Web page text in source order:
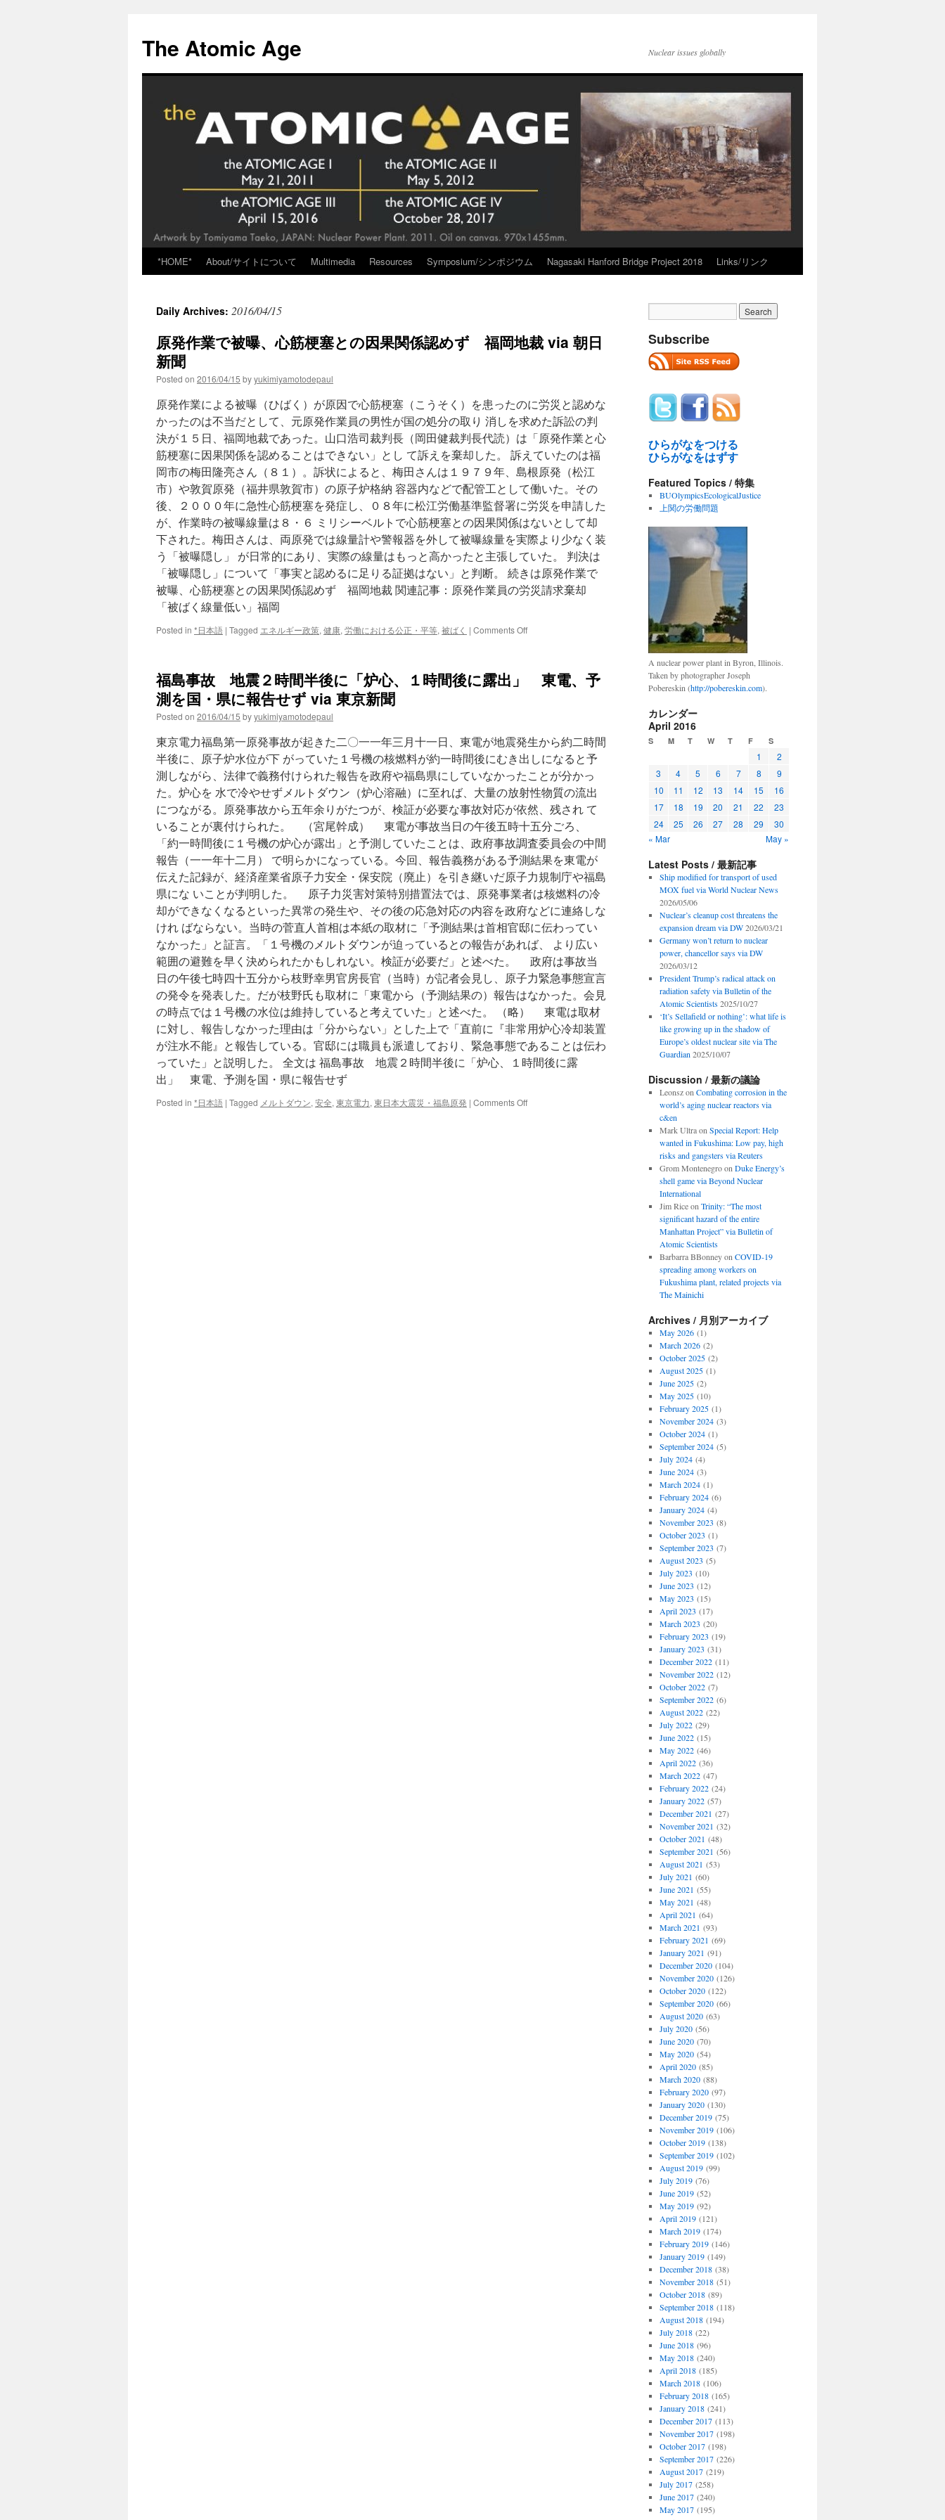
content
The Atomic Age Nuclear issues globally
*HOME* About/サイトについて Multimedia Resources Symposium/シンポジウム Nagasaki Hanford Bridge Project 2018 Links/リンク
Daily Archives: 2016/04/15
原発作業で被曝、心筋梗塞との因果関係認めず 福岡地裁 via 朝日
新聞
Posted on 2016/04/15 byyukimiyamotodepaul
原発作業による被曝（ひばく）が原因で心筋梗塞（こうそく）を患ったのに労災と認めな
かったのは不当だとして、元原発作業員の男性が国の処分の取り 消しを求めた訴訟の判
決が１５日、福岡地裁であった。山口浩司裁判長（岡田健裁判長代読）は「原発作業と心
筋梗塞に因果関係を認めることはできない」とし て訴えを棄却した。 訴えていたのは福
岡市の梅田隆亮さん（８１）。訴状によると、梅田さんは１９７９年、島根原発（松江
市）や敦賀原発（福井県敦賀市）の原子炉格納 容器内などで配管工として働いた。その
後、２０００年に急性心筋梗塞を発症し、０８年に松江労働基準監督署に労災を申請した
が、作業時の被曝線量は８・６ ミリシーベルトで心筋梗塞との因果関係はないとして却
下された。梅田さんは、両原発では線量計や警報器を外して被曝線量を実際より少なく装
う「被曝隠し」 が日常的にあり、実際の線量はもっと高かったと主張していた。 判決は
「被曝隠し」について「事実と認めるに足りる証拠はない」と判断。 続きは原発作業で
被曝、心筋梗塞との因果関係認めず 福岡地裁 関連記事：原発作業員の労災請求棄却
「被ばく線量低い」福岡
Posted in *日本語 | Tagged エネルギー政策, 健康, 労働における公正・平等, 被ばく | Comments Offon
筋
梗
塞
と
の
因
果
関
係
認
め
ず
福
岡
地
裁
via
朝
日
新
聞
福島事故 地震２時間半後に「炉心、１時間後に露出」 東電、予
測を国・県に報告せず via 東京新聞
Posted on 2016/04/15 byyukimiyamotodepaul
東京電力福島第一原発事故が起きた二〇一一年三月十一日、東電が地震発生から約二時間
半後に、原子炉水位が下 がっていた１号機の核燃料が約一時間後にむき出しになると予
測しながら、法律で義務付けられた報告を政府や福島県にしていなかったことが分かっ
た。炉心を 水で冷やせずメルトダウン（炉心溶融）に至れば、大量の放射性物質の流出
につながる。原発事故から五年余りがたつが、検証が必要な事故対応が依然、残され て
いることが裏付けられた。 （宮尾幹成） 東電が事故当日の午後五時十五分ごろ、
「約一時間後に１号機の炉心が露出」と予測していたことは、政府事故調査委員会の中間
報告（一一年十二月） で明らかになっている。今回、報告義務がある予測結果を東電が
伝えた記録が、経済産業省原子力安全・保安院（廃止）を引き継いだ原子力規制庁や福島
県にな いことが判明した。 原子力災害対策特別措置法では、原発事業者は核燃料の冷
却ができなくなるといった異常の発生や、その後の応急対応の内容を政府などに連絡しな
けれ ばならない。当時の菅直人首相は本紙の取材に「予測結果は首相官邸に伝わってい
なかった」と証言。「１号機のメルトダウンが迫っているとの報告があれば、 より広い
範囲の避難を早く決められたかもしれない。検証が必要だ」と述べた。 政府は事故当
日の午後七時四十五分から枝野幸男官房長官（当時）が記者会見し、原子力緊急事態宣言
の発令を発表した。だが枝野氏も取材に「東電から（予測結果の）報告はなかった。会見
の時点では１号機の水位は維持していると考えていた」と述べた。 （略） 東電は取材
に対し、報告しなかった理由は「分からない」とした上で「直前に『非常用炉心冷却装置
が注水不能』と報告している。官邸には職員も派遣しており、緊急事態であることは伝わ
っていた」と説明した。 全文は 福島事故 地震２時間半後に「炉心、１時間後に露
出」 東電、予測を国・県に報告せず
Posted in *日本語 | Tagged メルトダウン, 安全, 東京電力, 東日本大震災・福島原発 | Comments Offon
Subscribe
ひらがなをつける
ひらがなをはずす
Featured Topics / 特集
BUOlympicsEcologicalJustice
上関の労働問題
A nuclear power plant in Byron, Illinois.
Taken by photographer Joseph
Pobereskin (http://pobereskin.com).
カレンダー
April 2016
S M T W T F S
1
2
3
4 5 6 7 8
9
10
11 12 13 14 15
16
17
18 19 20 21 22
23
24
25 26 27 28 29
30
« Mar
May »
Latest Posts / 最新記事
Ship modified for transport of used
MOX fuel via World Nuclear News
2026/05/06
Nuclear’s cleanup cost threatens the
expansion dream via DW 2026/03/21
Germany won’t return to nuclear
power, chancellor says via DW
2026/03/12
President Trump’s radical attack on
radiation safety via Bulletin of the
Atomic Scientists 2025/10/27
‘It’s Sellafield or nothing’: what life is
like growing up in the shadow of
Europe’s oldest nuclear site via The
Guardian 2025/10/07
Discussion / 最新の議論
Leonszon Combating corrosion in the
world’s aging nuclear reactors via
c&en
Mark Ultraon Special Report: Help
wanted in Fukushima: Low pay, high
risks and gangsters via Reuters
Grom Montenegroon Duke Energy’s
shell game via Beyond Nuclear
International
Jim Riceon Trinity: “The most
significant hazard of the entire
Manhattan Project” via Bulletin of
Atomic Scientists
Barbarra BBonneyon COVID-19
spreading among workers on
Fukushima plant, related projects via
The Mainichi
Archives / 月別アーカイブ
May 2026(1)
March 2026(2)
October 2025(2)
August 2025(1)
June 2025(2)
May 2025(10)
February 2025(1)
November 2024(3)
October 2024(1)
September 2024(5)
July 2024(4)
June 2024(3)
March 2024(1)
February 2024(6)
January 2024(4)
November 2023 (8)
October 2023 (1)
September 2023 (7)
August 2023 (5)
July 2023 (10)
June 2023 (12)
May 2023 (15)
April 2023 (17)
March 2023 (20)
February 2023 (19)
January 2023 (31)
December 2022(11)
November 2022(12)
October 2022(7)
September 2022(6)
August 2022(22)
July 2022(29)
June 2022(15)
May 2022(46)
April 2022(36)
March 2022(47)
February 2022(24)
January 2022(57)
December 2021 (27)
November 2021 (32)
October 2021 (48)
September 2021 (56)
August 2021 (53)
July 2021 (60)
June 2021 (55)
May 2021 (48)
April 2021 (64)
March 2021 (93)
February 2021 (69)
January 2021 (91)
December 2020(104)
November 2020(126)
October 2020(122)
September 2020(66)
August 2020(63)
July 2020(56)
June 2020(70)
May 2020(54)
April 2020(85)
March 2020(88)
February 2020(97)
January 2020(130)
December 2019(75)
November 2019(106)
October 2019(138)
September 2019(102)
August 2019(99)
July 2019(76)
June 2019(52)
May 2019(92)
April 2019(121)
March 2019(174)
February 2019(146)
January 2019(149)
December 2018(38)
November 2018(51)
October 2018(89)
September 2018(118)
August 2018(194)
July 2018(22)
June 2018(96)
May 2018(240)
April 2018(185)
March 2018(106)
February 2018(165)
January 2018(241)
December 2017(113)
November 2017(198)
October 2017(198)
September 2017(226)
August 2017(219)
July 2017(258)
June 2017(240)
May 2017(195)